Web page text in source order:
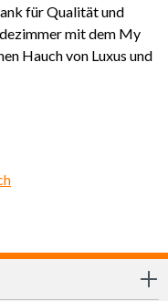
für Qualität und
mit dem My
Hauch von Luxus und